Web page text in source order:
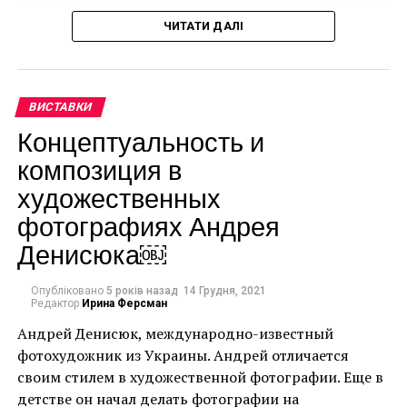
Энди Уорхол, Портрет мадам Рохас (1975)
ЧИТАТИ ДАЛІ
ВИСТАВКИ
Концептуальность и
композиция в
художественных
фотографиях Андрея
Денисюка￼
Опубліковано 5 років назад 14 Грудня, 2021
Редактор Ирина Ферсман
Андрей Денисюк, международно-известный
фотохудожник из Украины. Андрей отличается
своим стилем в художественной фотографии. Еще в
детстве он начал делать фотографии на